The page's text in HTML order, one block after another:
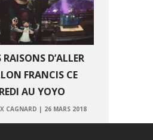
D’ALLER
FRANCIS CE
AU YOYO
CAGNARD | 26 MARS 2018